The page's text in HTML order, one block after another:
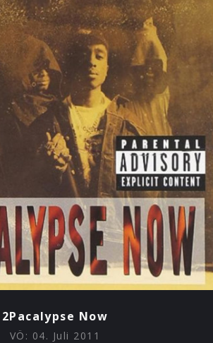
2Pacalypse Now
VÖ: 04. Juli 2011